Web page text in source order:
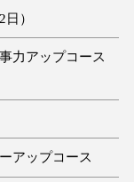
）
力アップコース
アップコース